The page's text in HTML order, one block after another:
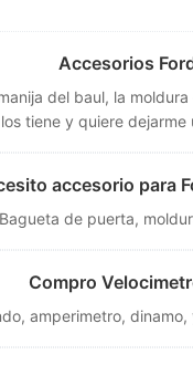
Accesorios
del baul, la
tiene y quiere
accesorio para
de puerta,
Compro
amperimetro,